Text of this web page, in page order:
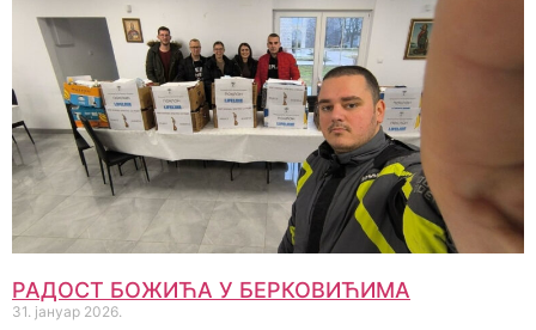
РАДОСТ БОЖИЋА У БЕРКОВИЋИМА
31. јануар 2026.